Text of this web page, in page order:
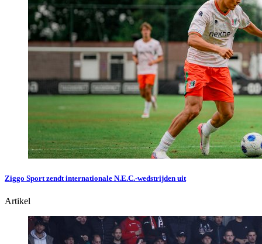
Ziggo Sport zendt internationale N.E.C.-wedstrijden uit
Artikel